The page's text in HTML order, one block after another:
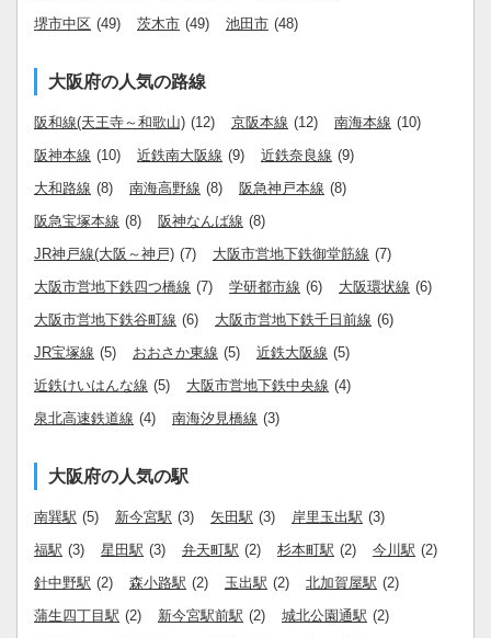
堺市中区 (49) 茨木市 (49) 池田市 (48)
大阪府の人気の路線
阪和線(天王寺～和歌山) (12) 京阪本線 (12) 南海本線 (10)
阪神本線 (10) 近鉄南大阪線 (9) 近鉄奈良線 (9)
大和路線 (8) 南海高野線 (8) 阪急神戸本線 (8)
阪急宝塚本線 (8) 阪神なんば線 (8)
JR神戸線(大阪～神戸) (7) 大阪市営地下鉄御堂筋線 (7)
大阪市営地下鉄四つ橋線 (7) 学研都市線 (6) 大阪環状線 (6)
大阪市営地下鉄谷町線 (6) 大阪市営地下鉄千日前線 (6)
JR宝塚線 (5) おおさか東線 (5) 近鉄大阪線 (5)
近鉄けいはんな線 (5) 大阪市営地下鉄中央線 (4)
泉北高速鉄道線 (4) 南海汐見橋線 (3)
大阪府の人気の駅
南巽駅 (5) 新今宮駅 (3) 矢田駅 (3) 岸里玉出駅 (3)
福駅 (3) 星田駅 (3) 弁天町駅 (2) 杉本町駅 (2) 今川駅 (2)
針中野駅 (2) 森小路駅 (2) 玉出駅 (2) 北加賀屋駅 (2)
蒲生四丁目駅 (2) 新今宮駅前駅 (2) 城北公園通駅 (2)